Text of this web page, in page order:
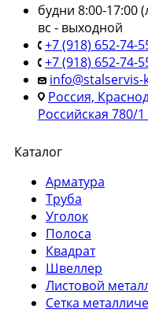
будни 8:00-17:00
вс - выходной
+7 (918) 652-74-
+7 (918) 652-74-
Россия,
Российская 780/
Каталог
Арматура
Труба
Уголок
Полоса
Квадрат
Швеллер
Листовой
Сетка